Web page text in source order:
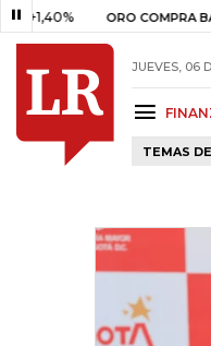
ORO COMPRA BANCO
JUEVES, 06
TEMAS